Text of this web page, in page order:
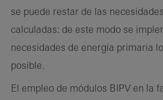
se puede restar de las
calculadas: de este modo se
necesidades de energía primaria
posible.
El empleo de módulos BIPV en la